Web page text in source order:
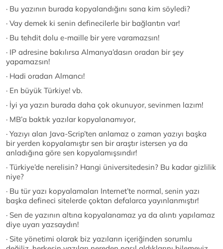
· Bu yazının burada kopyalandığını sana kim söyledi?
· Vay demek ki senin definecilerle bir bağlantın var!
· Bu tehdit dolu e-maille bir yere varamazsın!
· IP adresine bakılırsa Almanya’dasın oradan bir şey
yapamazsın!
· Hadi oradan Almancı!
· En büyük Türkiye! vb.
· İyi ya yazın burada daha çok okunuyor, sevinmen lazım!
· MB’a baktık yazılar kopyalanamıyor,
· Yazıyı alan Java-Scrip’ten anlamaz o zaman yazıyı başka
bir yerden kopyalamıştır sen bir araştır istersen ya da
anladığına göre sen kopyalamışsındır!
· Türkiye’de nerelisin? Hangi üniversitedesin? Bu kadar gizlilik
niye?
· Bu tür yazı kopyalamaları Internet’te normal, senin yazı
başka defineci sitelerde çoktan defalarca yayınlanmıştır!
· Sen de yazının altına kopyalanamaz ya da alıntı yapılamaz
diye uyarı yazsaydın!
· Site yönetimi olarak biz yazıların içeriğinden sorumlu